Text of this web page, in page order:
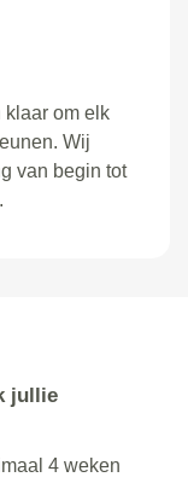
klaar om elk
Wij
van begin tot
jullie
4 weken